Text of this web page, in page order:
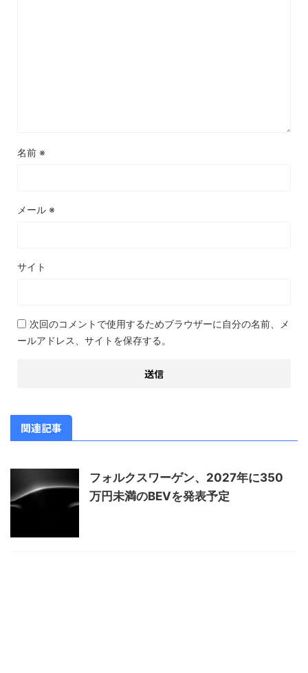
名前 ※
メール ※
サイト
次回のコメントで使用するためブラウザーに自分の名前、メ
ールアドレス、サイトを保存する。
関連記事
フォルクスワーゲン、2027年に350
万円未満のBEVを発表予定